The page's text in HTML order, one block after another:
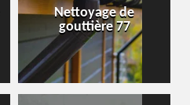
Nettoyage de
gouttière 77